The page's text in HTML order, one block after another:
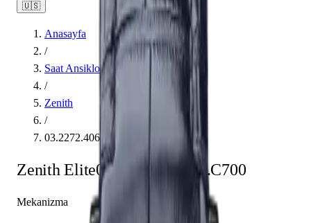
🇺🇸
Anasayfa
/
Saat Ansiklopedisi
/
Zenith
/
03.2272.4069/51.C700
Zenith Elite03.2272.4069/51.C700
Mekanizma